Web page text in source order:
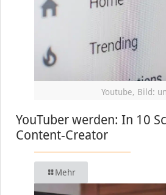
Youtube, Bild:
YouTuber werden: In 10
Content-Creator
Mehr